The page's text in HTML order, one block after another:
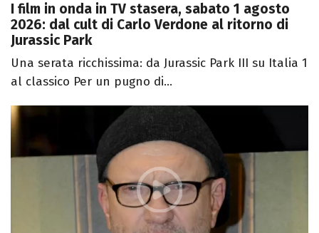
I film in onda in TV stasera, sabato 1 agosto
2026: dal cult di Carlo Verdone al ritorno di
Jurassic Park
Una serata ricchissima: da Jurassic Park III su Italia 1
al classico Per un pugno di...